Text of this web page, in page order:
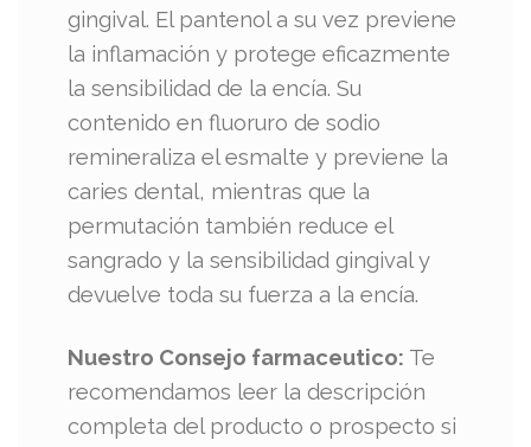
gingival. El pantenol a su vez previene
la inflamación y protege eficazmente
la sensibilidad de la encía. Su
contenido en fluoruro de sodio
remineraliza el esmalte y previene la
caries dental, mientras que la
permutación también reduce el
sangrado y la sensibilidad gingival y
devuelve toda su fuerza a la encía.
Nuestro Consejo farmaceutico: Te
recomendamos leer la descripción
completa del producto o prospecto si